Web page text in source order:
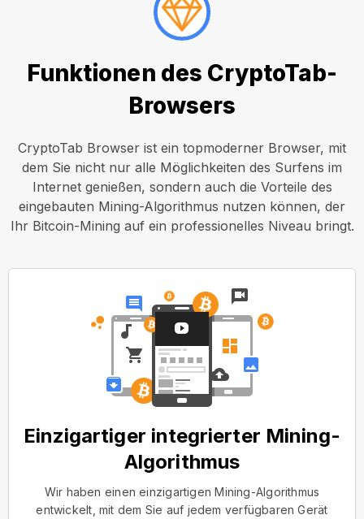
Funktionen des CryptoTab-
Browsers
CryptoTab Browser ist ein topmoderner Browser, mit
dem Sie nicht nur alle Möglichkeiten des Surfens im
Internet genießen, sondern auch die Vorteile des
eingebauten Mining-Algorithmus nutzen können, der
Ihr Bitcoin-Mining auf ein professionelles Niveau bringt.
Einzigartiger integrierter Mining-
Algorithmus
Wir haben einen einzigartigen Mining-Algorithmus
entwickelt, mit dem Sie auf jedem verfügbaren Gerät